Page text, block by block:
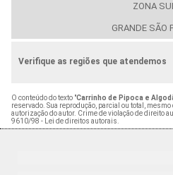
ZONA
GRANDE SÃO
Verifique as regiões que atendemos
O conteúdo do texto "Carrinho de Pipoca e
reservado. Sua reprodução, parcial ou total,
autorização do autor. Crime de violação de direito
9610/98 - Lei de direitos autorais.